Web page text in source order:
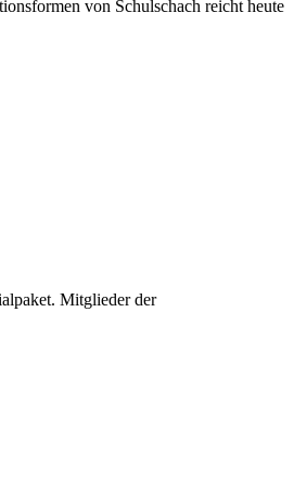
von Schulschach reicht heute
Mitglieder der